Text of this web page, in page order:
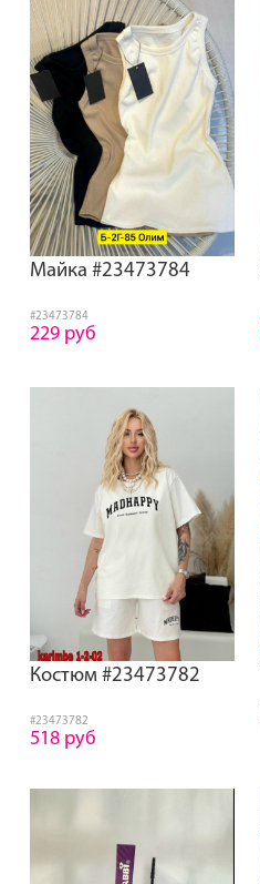
Майка #23473784
#23473784
229 руб
Костюм #23473782
#23473782
518 руб